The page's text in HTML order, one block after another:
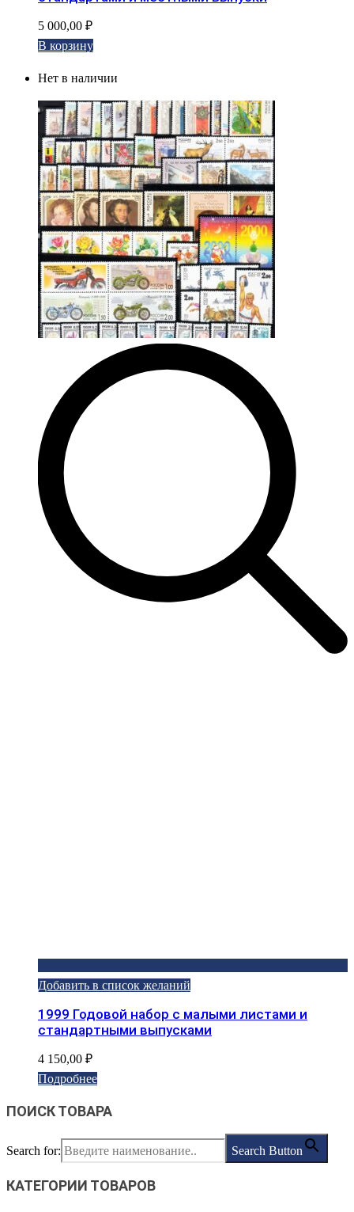
5 000,00 ₽
В корзину
Нет в наличии
Добавить в список желаний
1999 Годовой набор с малыми листами и
стандартными выпусками
4 150,00 ₽
Подробнее
ПОИСК ТОВАРА
Search for: Search Button
КАТЕГОРИИ ТОВАРОВ